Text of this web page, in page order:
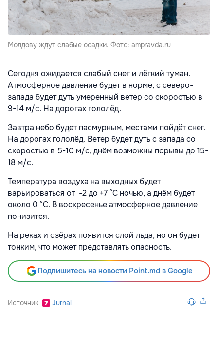
Молдову ждут слабые осадки. Фото: ampravda.ru
Сегодня ожидается слабый снег и лёгкий туман.
Атмосферное давление будет в норме, с северо-
запада будет дуть умеренный ветер со скоростью в
9-14 м/с. На дорогах гололёд.
Завтра небо будет пасмурным, местами пойдёт снег.
На дорогах гололёд. Ветер будет дуть с запада со
скоростью в 5-10 м/с, днём возможны порывы до 15-
18 м/с.
Температура воздуха на выходных будет
варьироваться от -2 до +7 °С ночью, а днём будет
около 0 °С. В воскресенье атмосферное давление
понизится.
На реках и озёрах появится слой льда, но он будет
тонким, что может представлять опасность.
Подпишитесь на новости Point.md в Google
Источник Jurnal